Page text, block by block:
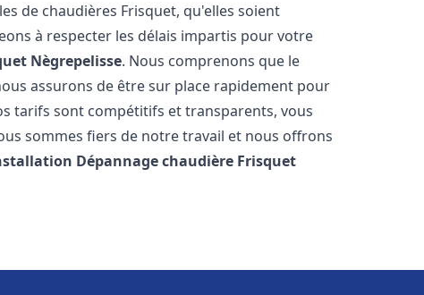
de chaudières Frisquet, qu'elles soient
à respecter les délais impartis pour votre
Nègrepelisse. Nous comprenons que le
assurons de être sur place rapidement pour
tarifs sont compétitifs et transparents, vous
sommes fiers de notre travail et nous offrons
Dépannage chaudière Frisquet